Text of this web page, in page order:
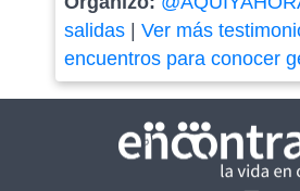
salidas| Ver más
encuentros para conocer